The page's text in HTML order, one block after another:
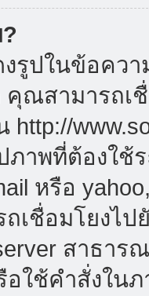
รูปในข้อคว
ณสามารถเชื่
http://
ภาพที่ต้องใ
หรือ
เชื่อมโยงไ
สาธาร
อใช้คำสั่งใ